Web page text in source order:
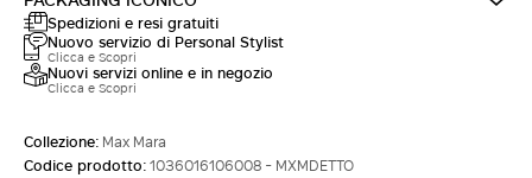
Spedizioni e resi gratuiti
Nuovo servizio di Personal Stylist
Clicca e Scopri
Nuovi servizi online e in negozio
Clicca e Scopri
Collezione: Max Mara
Codice prodotto:1036016106008 - MXMDETTO